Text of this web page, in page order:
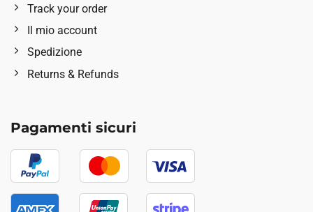
Track your order
Il mio account
Spedizione
Returns & Refunds
Pagamenti sicuri